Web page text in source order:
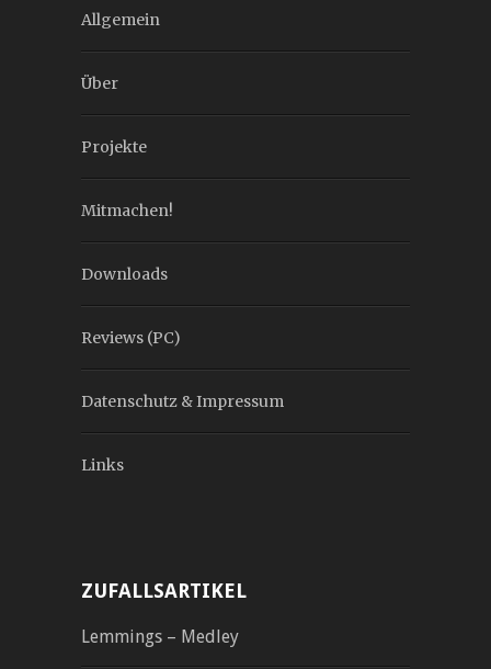
Allgemein
Über
Projekte
Mitmachen!
Downloads
Reviews (PC)
Datenschutz & Impressum
Links
ZUFALLSARTIKEL
Lemmings – Medley